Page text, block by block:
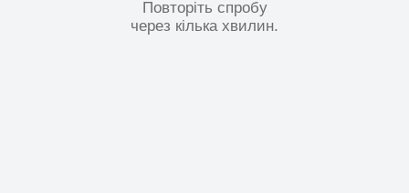
Повторіть спробу
через кілька хвилин.